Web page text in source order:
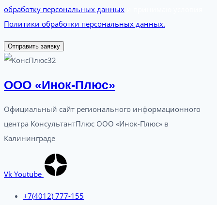
обработку персональных данных
Политики обработки персональных данных.
Отправить заявку
ООО «Инок-Плюс»
Официальный сайт регионального информационного
центра КонсультантПлюс ООО «Инок-Плюс» в
Калининграде
Vk Youtube
+7(4012) 777-155